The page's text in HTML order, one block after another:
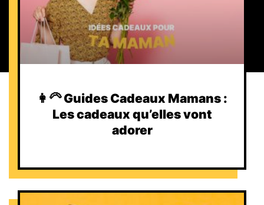
👩‍🦳 Guides Cadeaux Mamans :
Les cadeaux qu’elles vont
adorer